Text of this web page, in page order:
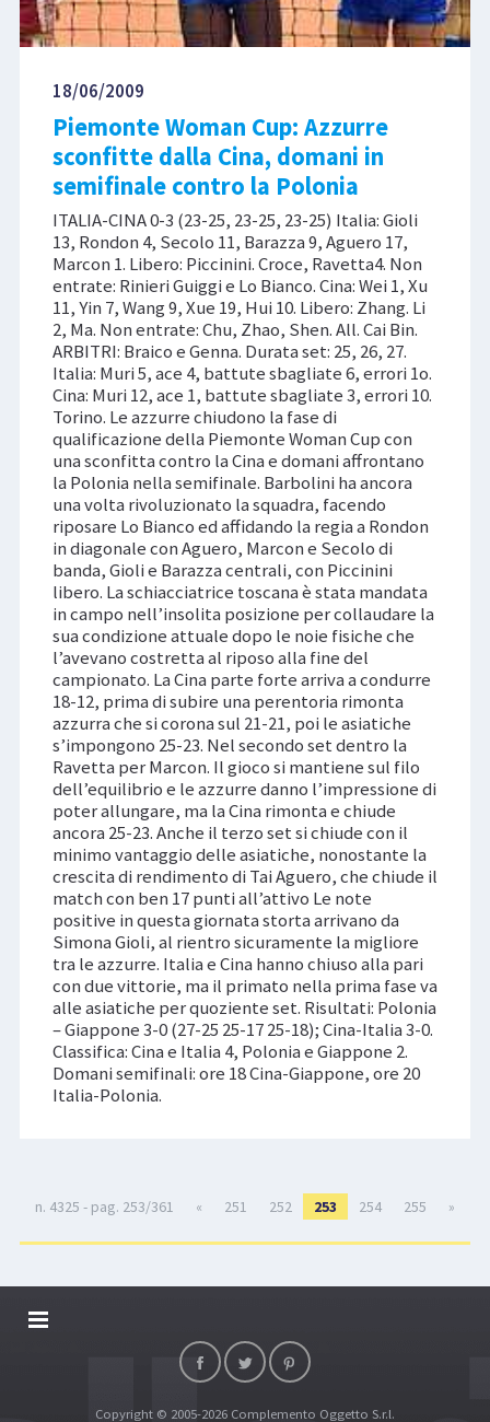
18/06/2009
Piemonte Woman Cup: Azzurre
sconfitte dalla Cina, domani in
semifinale contro la Polonia
ITALIA-CINA 0-3 (23-25, 23-25, 23-25) Italia: Gioli
13, Rondon 4, Secolo 11, Barazza 9, Aguero 17,
Marcon 1. Libero: Piccinini. Croce, Ravetta4. Non
entrate: Rinieri Guiggi e Lo Bianco. Cina: Wei 1, Xu
11, Yin 7, Wang 9, Xue 19, Hui 10. Libero: Zhang. Li
2, Ma. Non entrate: Chu, Zhao, Shen. All. Cai Bin.
ARBITRI: Braico e Genna. Durata set: 25, 26, 27.
Italia: Muri 5, ace 4, battute sbagliate 6, errori 1o.
Cina: Muri 12, ace 1, battute sbagliate 3, errori 10.
Torino. Le azzurre chiudono la fase di
qualificazione della Piemonte Woman Cup con
una sconfitta contro la Cina e domani affrontano
la Polonia nella semifinale. Barbolini ha ancora
una volta rivoluzionato la squadra, facendo
riposare Lo Bianco ed affidando la regia a Rondon
in diagonale con Aguero, Marcon e Secolo di
banda, Gioli e Barazza centrali, con Piccinini
libero. La schiacciatrice toscana è stata mandata
in campo nell’insolita posizione per collaudare la
sua condizione attuale dopo le noie fisiche che
l’avevano costretta al riposo alla fine del
campionato. La Cina parte forte arriva a condurre
18-12, prima di subire una perentoria rimonta
azzurra che si corona sul 21-21, poi le asiatiche
s’impongono 25-23. Nel secondo set dentro la
Ravetta per Marcon. Il gioco si mantiene sul filo
dell’equilibrio e le azzurre danno l’impressione di
poter allungare, ma la Cina rimonta e chiude
ancora 25-23. Anche il terzo set si chiude con il
minimo vantaggio delle asiatiche, nonostante la
crescita di rendimento di Tai Aguero, che chiude il
match con ben 17 punti all’attivo Le note
positive in questa giornata storta arrivano da
Simona Gioli, al rientro sicuramente la migliore
tra le azzurre. Italia e Cina hanno chiuso alla pari
con due vittorie, ma il primato nella prima fase va
alle asiatiche per quoziente set. Risultati: Polonia
– Giappone 3-0 (27-25 25-17 25-18); Cina-Italia 3-0.
Classifica: Cina e Italia 4, Polonia e Giappone 2.
Domani semifinali: ore 18 Cina-Giappone, ore 20
Italia-Polonia.
n. 4325 - pag. 253/361 « 251 252 253 254 255 »
DALLARIVOLLEY SOSTIENE
TOP RICERCHECopyright © 2005-2026 Complemento Oggetto S.r.l.